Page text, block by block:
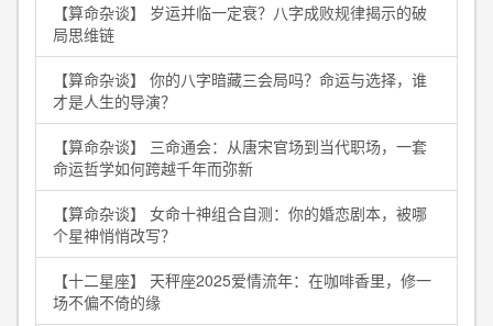
【算命杂谈】 岁运并临一定衰？八字成败规律揭示的破
局思维链
【算命杂谈】 你的八字暗藏三会局吗？命运与选择，谁
才是人生的导演？
【算命杂谈】 三命通会：从唐宋官场到当代职场，一套
命运哲学如何跨越千年而弥新
【算命杂谈】 女命十神组合自测：你的婚恋剧本，被哪
个星神悄悄改写？
【十二星座】 天秤座2025爱情流年：在咖啡香里，修一
场不偏不倚的缘